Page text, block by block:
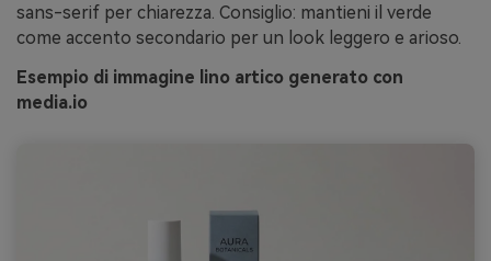
sans-serif per chiarezza. Consiglio: mantieni il verde
come accento secondario per un look leggero e arioso.
Esempio di immagine lino artico generato con
media.io